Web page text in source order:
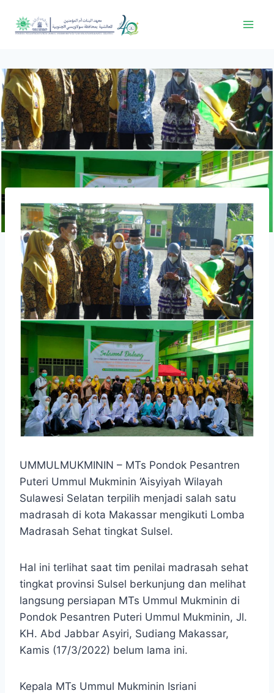
UMMULMUKMININ – MTs Pondok Pesantren
Puteri Ummul Mukminin ‘Aisyiyah Wilayah
Sulawesi Selatan terpilih menjadi salah satu
madrasah di kota Makassar mengikuti Lomba
Madrasah Sehat tingkat Sulsel.
Hal ini terlihat saat tim penilai madrasah sehat
tingkat provinsi Sulsel berkunjung dan melihat
langsung persiapan MTs Ummul Mukminin di
Pondok Pesantren Puteri Ummul Mukminin, Jl.
KH. Abd Jabbar Asyiri, Sudiang Makassar,
Kamis (17/3/2022) belum lama ini.
Kepala MTs Ummul Mukminin Isriani